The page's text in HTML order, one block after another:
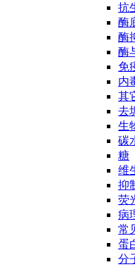
抗
酶
酶
酶
免
内
其
去
生
碳
糖
维
抑
荧
病
常
蛋
分